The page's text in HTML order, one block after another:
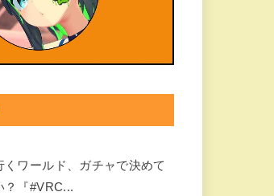
くワールド、ガチャで決めて
？『#VRC...